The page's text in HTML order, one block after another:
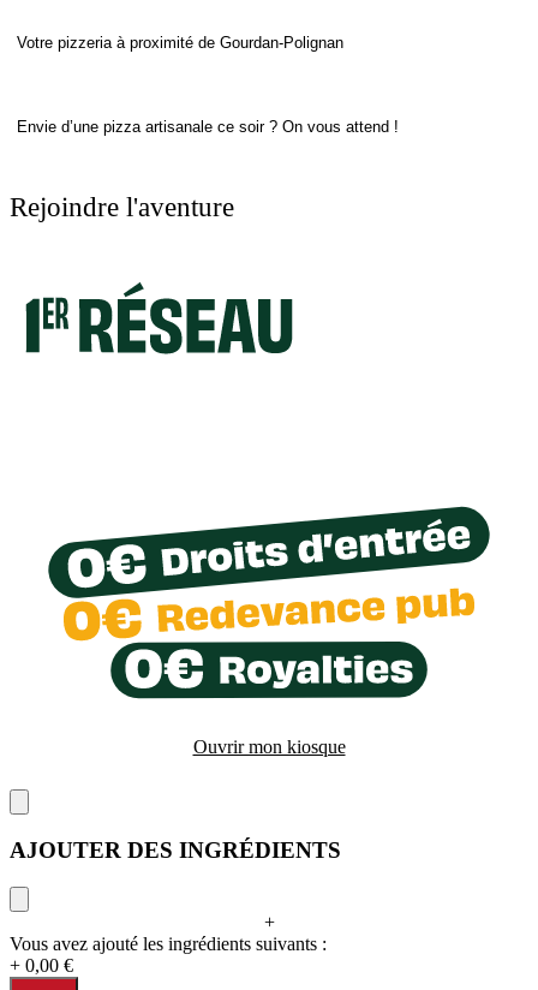
Votre pizzeria à proximité de Gourdan-Polignan
Envie d’une pizza artisanale ce soir ? On vous attend !
Rejoindre l'aventure
Ouvrir mon kiosque
AJOUTER DES INGRÉDIENTS
+
Vous avez ajouté les ingrédients suivants :
+ 0,00 €